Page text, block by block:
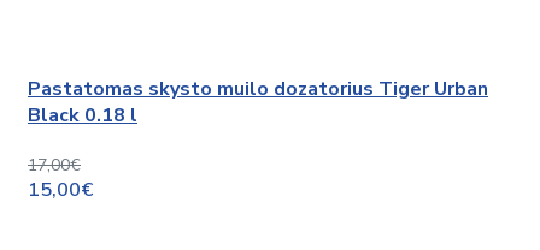
Pastatomas skysto muilo dozatorius Tiger Urban
Black 0.18 l
17,00€
15,00€